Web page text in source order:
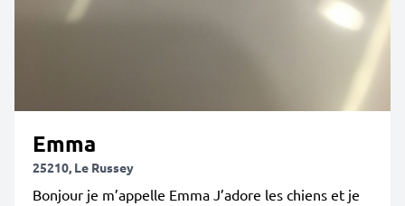
Emma
25210, Le Russey
Bonjour je m’appelle Emma J’adore les chiens et je